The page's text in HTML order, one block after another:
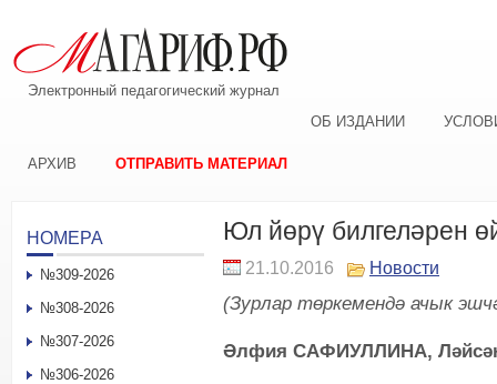
Электронный педагогический журнал
ОБ ИЗДАНИИ
АРХИВ ОТПРАВИТЬ МАТЕРИАЛ
Юл йөрү билгеләрен
21.10.2016 Новости
(Зурлар төркемендә ачык
Әлфия САФИУЛЛИНА,
НОМЕРА
№309-2026
№308-2026
№307-2026
№306-2026